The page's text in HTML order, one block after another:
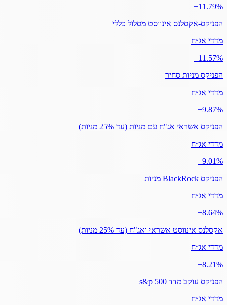
‎+11.79%
הפניקס-אקסלנס אינווסט מסלול כללי
מדדי אג״ח
‎+11.57%
הפניקס מניות סחיר
מדדי אג״ח
‎+9.87%
הפניקס אשראי אג"ח עם מניות (עד 25% מניות)
מדדי אג״ח
‎+9.01%
הפניקס BlackRock מניות
מדדי אג״ח
‎+8.64%
אקסלנס אינווסט אשראי ואג"ח (עד 25% מניות)
מדדי אג״ח
‎+8.21%
הפניקס עוקב מדד s&p 500
מדדי אג״ח